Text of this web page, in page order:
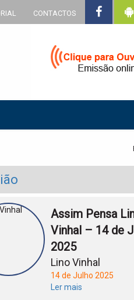
CONTACTOS
Assim Pensa
Vinhal – 14 de
2025
Lino Vinhal
14 de Julho 2025
Ler mais